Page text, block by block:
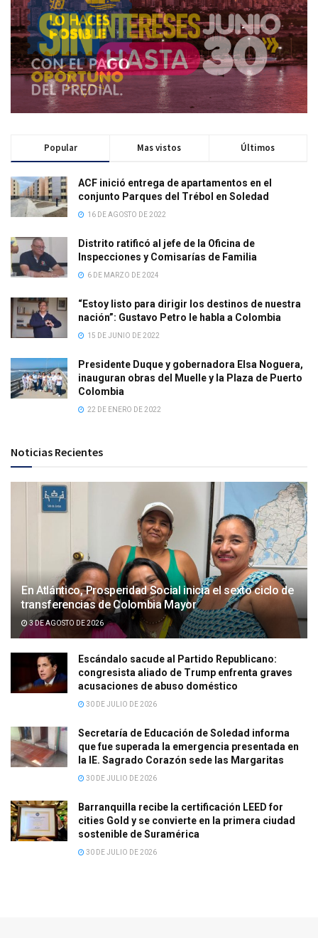
Popular Mas vistos Últimos
ACF inició entrega de apartamentos en el
conjunto Parques del Trébol en Soledad
16 DE AGOSTO DE 2022
Distrito ratificó al jefe de la Oficina de
Inspecciones y Comisarías de Familia
6 DE MARZO DE 2024
“Estoy listo para dirigir los destinos de nuestra
nación”: Gustavo Petro le habla a Colombia
15 DE JUNIO DE 2022
Presidente Duque y gobernadora Elsa Noguera,
inauguran obras del Muelle y la Plaza de Puerto
Colombia
22 DE ENERO DE 2022
Noticias Recientes
En Atlántico, Prosperidad Social inicia el sexto ciclo de
transferencias de Colombia Mayor
3 DE AGOSTO DE 2026
Escándalo sacude al Partido Republicano:
congresista aliado de Trump enfrenta graves
acusaciones de abuso doméstico
30 DE JULIO DE 2026
Secretaría de Educación de Soledad informa
que fue superada la emergencia presentada en
la IE. Sagrado Corazón sede las Margaritas
30 DE JULIO DE 2026
Barranquilla recibe la certificación LEED for
cities Gold y se convierte en la primera ciudad
sostenible de Suramérica
30 DE JULIO DE 2026